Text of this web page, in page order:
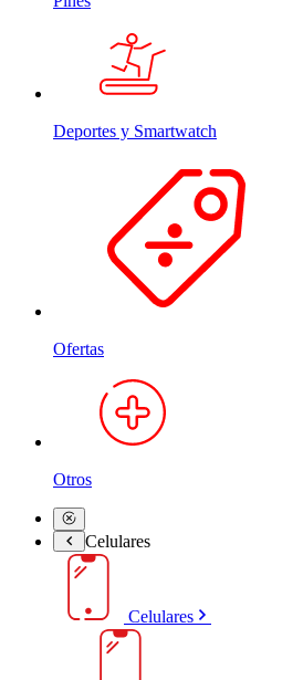
Deportes y Smartwatch
Ofertas
Otros
Celulares
Celulares